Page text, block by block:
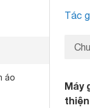
áo
Tác
Máy